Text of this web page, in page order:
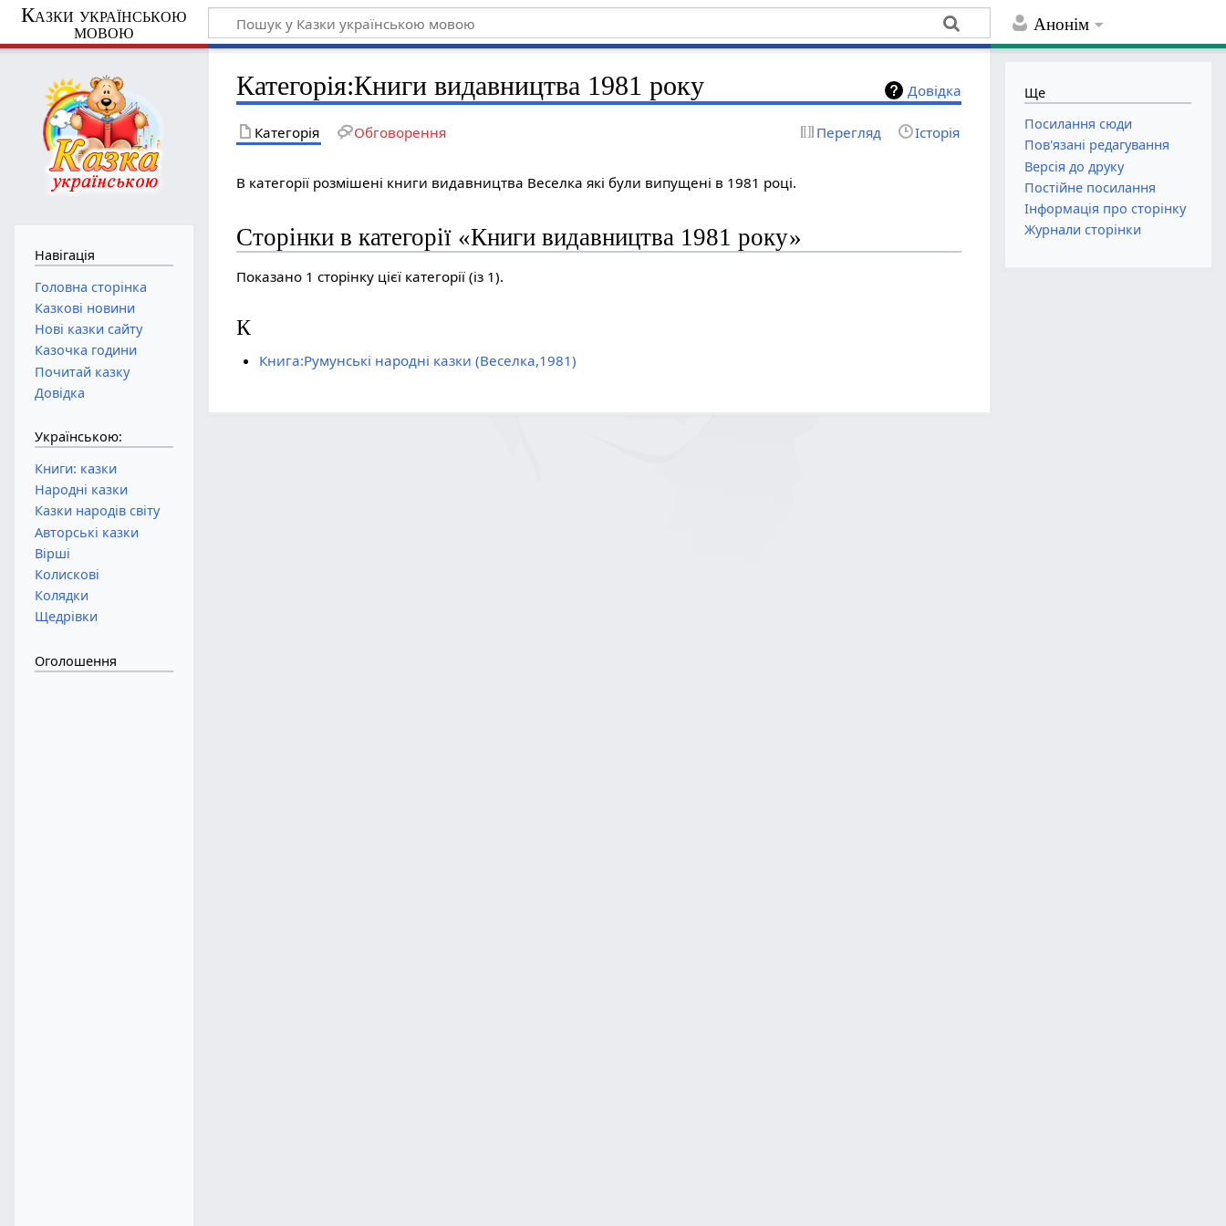
Анонім
Казки українською
мовою
Довідка
Категорія:Книги видавництва 1981 року
Категорія Обговорення Перегляд Історія
В категорії розмішені книги видавництва Веселка які були випущені в 1981 році.
Сторінки в категорії «Книги видавництва 1981 року»
Показано 1 сторінку цієї категорії (із 1).
К
Книга:Румунські народні казки (Веселка,1981)
Навігація
Головна сторінка
Казкові новини
Нові казки сайту
Казочка години
Почитай казку
Довідка
Українською:
Книги: казки
Народні казки
Казки народів світу
Авторські казки
Вірші
Колискові
Колядки
Щедрівки
Оголошення
Ще
Посилання сюди
Пов'язані редагування
Версія до друку
Постійне посилання
Інформація про сторінку
Журнали сторінки